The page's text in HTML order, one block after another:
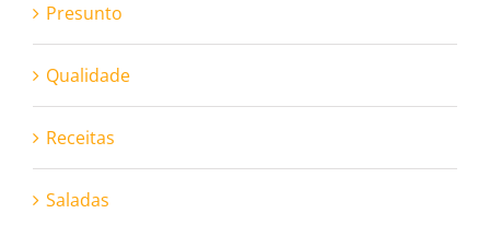
Presunto
Qualidade
Receitas
Saladas